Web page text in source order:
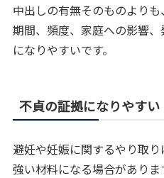
中出しの有無そのものよりも
期間、頻度、家庭への影響
になりやすいです。
不貞の証拠になりやすい
避妊や妊娠に関するやり取
強い材料になる場合がありま